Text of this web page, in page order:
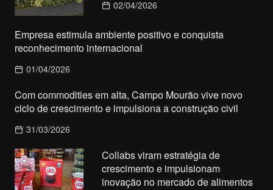
02/04/2026
Empresa estimula ambiente positivo e conquista
reconhecimento internacional
01/04/2026
Com commodities em alta, Campo Mourão vive novo
ciclo de crescimento e impulsiona a construção civil
31/03/2026
Collabs viram estratégia de
crescimento e impulsionam
inovação no mercado de alimentos